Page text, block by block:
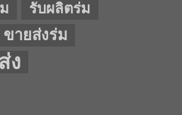
รับผลิตร่ม
ขายส่งร่ม
ง